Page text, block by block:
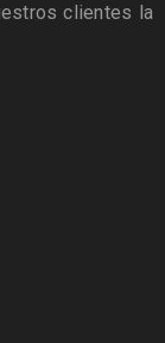
clientes la